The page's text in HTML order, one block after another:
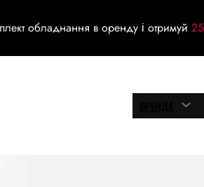
обладнання в оренду і отримуй